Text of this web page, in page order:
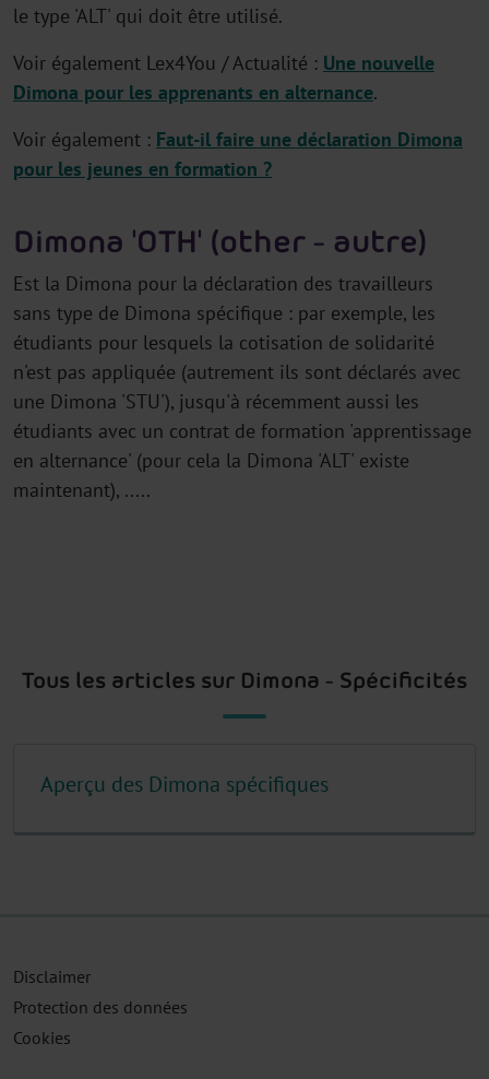
le type 'ALT' qui doit être utilisé.
Voir également Lex4You / Actualité : Une nouvelle
Dimona pour les apprenants en alternance.
Voir également : Faut-il faire une déclaration Dimona
pour les jeunes en formation ?
Dimona 'OTH' (other - autre)
Est la Dimona pour la déclaration des travailleurs
sans type de Dimona spécifique : par exemple, les
étudiants pour lesquels la cotisation de solidarité
n'est pas appliquée (autrement ils sont déclarés avec
une Dimona 'STU'), jusqu'à récemment aussi les
étudiants avec un contrat de formation 'apprentissage
en alternance' (pour cela la Dimona 'ALT' existe
maintenant), .....
Tous les articles sur Dimona - Spécificités
Aperçu des Dimona spécifiques
Disclaimer
Protection des données
Cookies